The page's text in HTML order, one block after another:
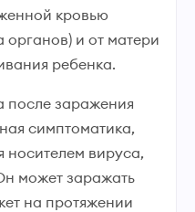
кровью
и от матери
ребенка.
после заражения
симптоматика,
носителем вируса,
может заражать
на протяжении